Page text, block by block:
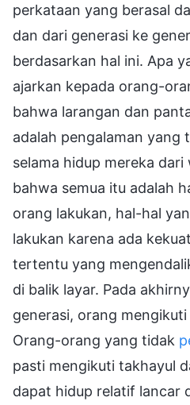
perkataan yang berasal
dan dari generasi ke
berdasarkan hal ini. Apa
ajarkan kepada orang-
bahwa larangan dan
adalah pengalaman yang
selama hidup mereka
bahwa semua itu adalah
orang lakukan, hal-hal
lakukan karena ada
tertentu yang
di balik layar. Pada
generasi, orang
Orang-orang yang tidak
pasti mengikuti takhayul
dapat hidup relatif lancar